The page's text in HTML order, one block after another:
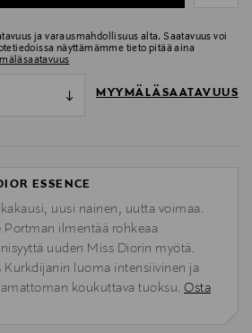
ja varausmahdollisuus alta. Saatavuus voi
näyttämämme tieto pitää aina
MYYMÄLÄSAATAVUUS
ESSENCE
uusi nainen, uutta voimaa.
Portman ilmentää rohkeaa
uuden Miss Diorin myötä.
Kurkdijanin luoma intensiivinen ja
koukuttava tuoksu. Osta